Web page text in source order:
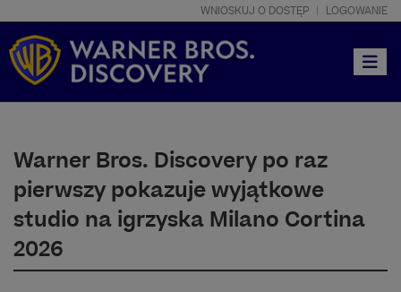
WNIOSKUJ O DOSTĘP LOGOWANIE
Warner Bros. Discovery po raz
pierwszy pokazuje wyjątkowe
studio na igrzyska Milano Cortina
2026